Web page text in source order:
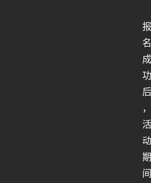
报
名
成
功
后
，
活
动
期
间